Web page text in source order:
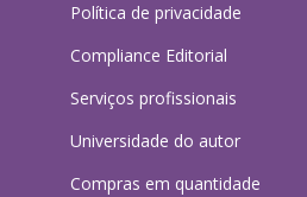
Política de privacidade
Compliance Editorial
Serviços profissionais
Universidade do autor
Compras em quantidade